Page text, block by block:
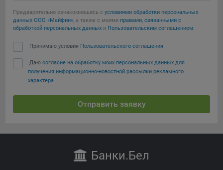
Предварительно ознакомившись с условиями обработки персональных
данных ООО «Майфин», а также с моими правами, связанными с
обработкой персональных данных и Пользовательским соглашением:
Принимаю условия Пользовательского соглашения
Даю согласие на обработку моих персональных данных для
получения информационно-новостной рассылки рекламного
характера
Отправить заявку
Банки.Бел